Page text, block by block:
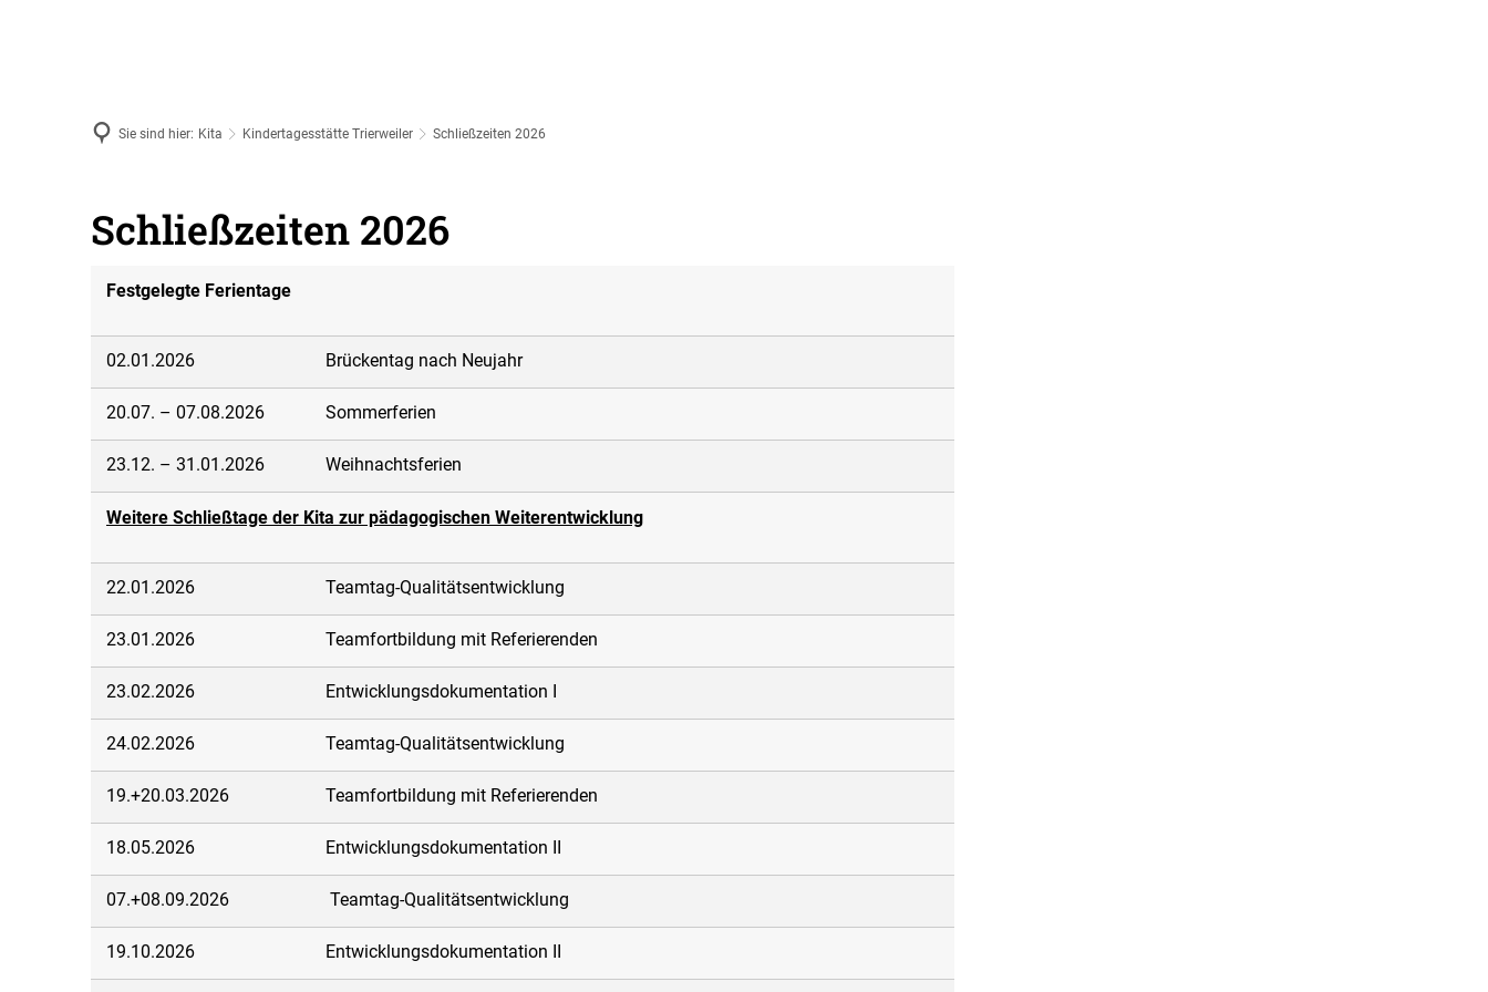
Sie sind hier: Kita Kindertagesstätte Trierweiler Schließzeiten 2026
Schließzeiten 2026
Festgelegte Ferientage
02.01.2026 Brückentag nach Neujahr
20.07. – 07.08.2026 Sommerferien
23.12. – 31.01.2026 Weihnachtsferien
Weitere Schließtage der Kita zur pädagogischen Weiterentwicklung
22.01.2026 Teamtag-Qualitätsentwicklung
23.01.2026 Teamfortbildung mit Referierenden
23.02.2026 Entwicklungsdokumentation I
24.02.2026 Teamtag-Qualitätsentwicklung
19.+20.03.2026 Teamfortbildung mit Referierenden
18.05.2026 Entwicklungsdokumentation II
07.+08.09.2026 Teamtag-Qualitätsentwicklung
19.10.2026 Entwicklungsdokumentation II